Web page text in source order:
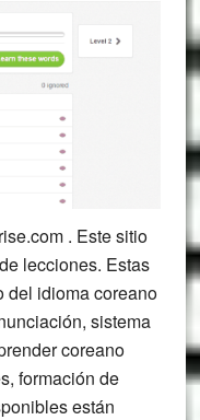
. Este sitio
lecciones. Estas
del idioma coreano
sistema
coreano
formación de
están